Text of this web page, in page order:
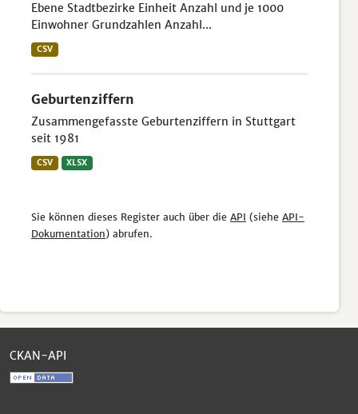
Ebene Stadtbezirke Einheit Anzahl und je 1000
Einwohner Grundzahlen Anzahl...
CSV
Geburtenziffern
Zusammengefasste Geburtenziffern in Stuttgart
seit 1981
CSV XLSX
Sie können dieses Register auch über die API (siehe API-
Dokumentation) abrufen.
CKAN-API